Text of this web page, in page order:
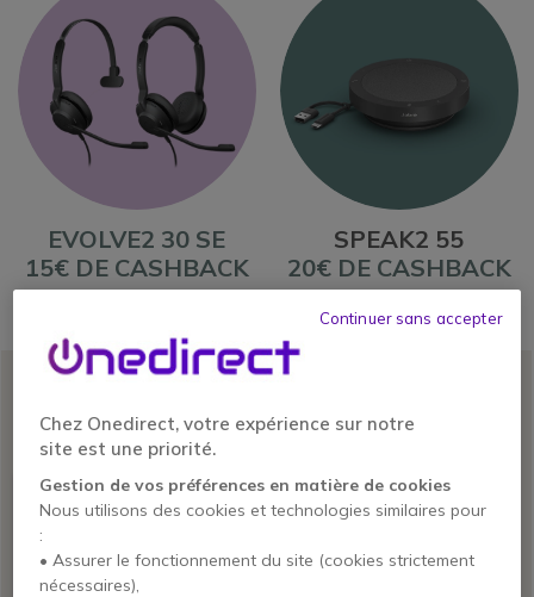
EVOLVE2 30 SE
15€ DE CASHBACK
SPEAK2 55
20€ DE CASHBACK
MONO
Chez Onedirect, votre expérience sur notre
site est une priorité.
Gestion de vos préférences en matière de cookies
Nous utilisons des cookies et technologies similaires pour
:
• Assurer le fonctionnement du site (cookies strictement
nécessaires),
Continuer sans accepter